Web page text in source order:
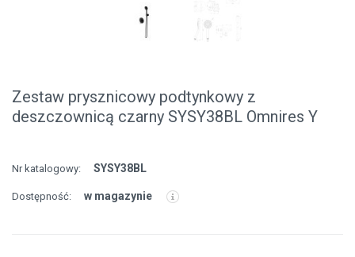
Zestaw prysznicowy podtynkowy z
deszczownicą czarny SYSY38BL Omnires Y
Nr katalogowy: SYSY38BL
Dostępność: w magazynie